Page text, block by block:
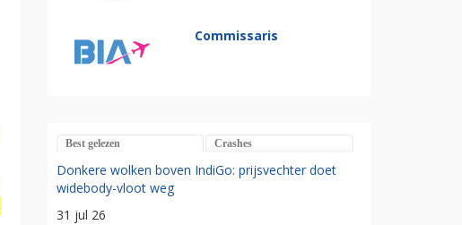
Commissaris
Best gelezen Crashes
Donkere wolken boven IndiGo: prijsvechter doet
widebody-vloot weg
31 jul 26